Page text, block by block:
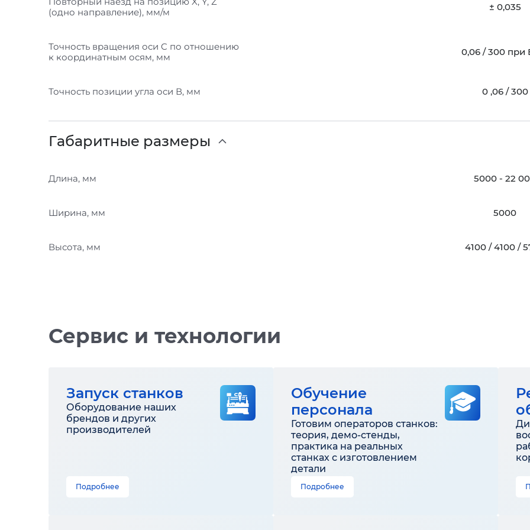
(одно направление), мм/м
± 0,035
Точность вращения оси C по отношению
к координатным осям, мм
0,06 / 300 при
Точность позиции угла оси В, мм 0 ,06 / 300
Габаритные размеры
Длина, мм 5000 - 22
Ширина, мм 5000
Высота, мм 4100 / 4100 /
Сервис и технологии
Запуск станков
Оборудование наших
брендов и других
производителей
Подробнее
Обучение
персонала
Готовим операторов станков:
теория, демо-стенды,
практика на реальных
станках с изготовлением
детали
Подробнее